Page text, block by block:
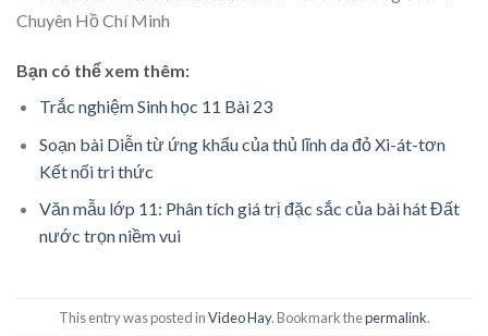
Bạn có thể xem thêm:
Trắc nghiệm Sinh học 11 Bài 23
Soạn bài Diễn từ ứng khẩu của thủ lĩnh da đỏ Xi-át-tơn
Kết nối tri thức
Văn mẫu lớp 11: Phân tích giá trị đặc sắc của bài hát Đất
nước trọn niềm vui
This entry was posted inVideo Hay. Bookmark thepermalink.